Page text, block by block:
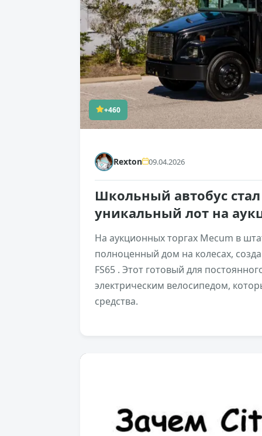
+460
Rexton 09.04.2026
Школьный автобус
уникальный лот на
На аукционных торгах Mecum в
полноценный дом на колесах,
FS65 . Этот готовый для
электрическим велосипедом,
средства.